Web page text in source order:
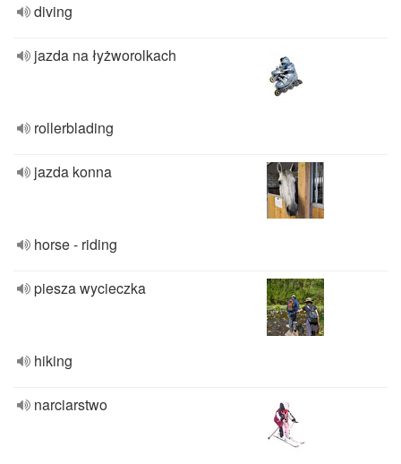
diving
jazda na łyżworolkach
rollerblading
jazda konna
horse - riding
piesza wycieczka
hiking
narciarstwo